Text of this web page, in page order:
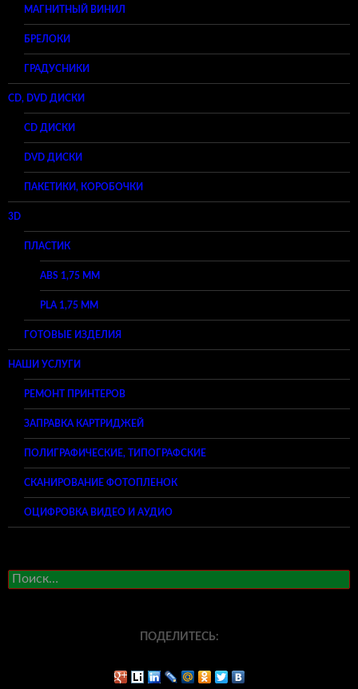
МАГНИТНЫЙ ВИНИЛ
БРЕЛОКИ
ГРАДУСНИКИ
CD, DVD ДИСКИ
CD ДИСКИ
DVD ДИСКИ
ПАКЕТИКИ, КОРОБОЧКИ
3D
ПЛАСТИК
ABS 1,75 ММ
PLA 1,75 ММ
ГОТОВЫЕ ИЗДЕЛИЯ
НАШИ УСЛУГИ
РЕМОНТ ПРИНТЕРОВ
ЗАПРАВКА КАРТРИДЖЕЙ
ПОЛИГРАФИЧЕСКИЕ, ТИПОГРАФСКИЕ
СКАНИРОВАНИЕ ФОТОПЛЕНОК
ОЦИФРОВКА ВИДЕО И АУДИО
Найти:
ПОДЕЛИТЕСЬ: